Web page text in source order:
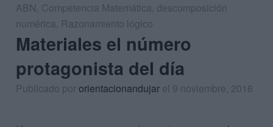
ABN, Competencia Matemática, descomposición
numérica, Razonamiento lógico
Materiales el número
protagonista del día
Publicado pororientacionandujar el 9 noviembre, 2016